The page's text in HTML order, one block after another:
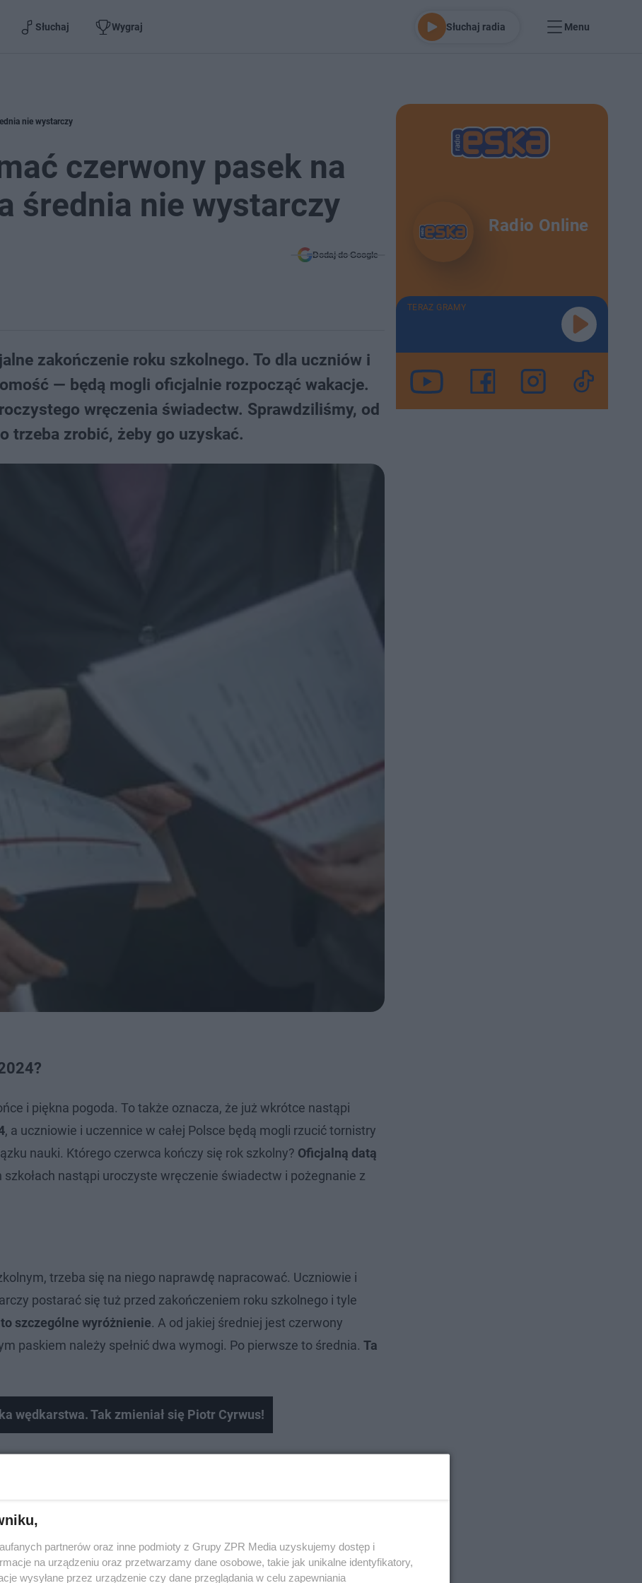
Słuchaj Wygraj Słuchaj radia Menu
nie wystarczy
czerwony pasek na
średnia nie wystarczy
Dodaj do Google
zakończenie roku szkolnego. To dla uczniów i
— będą mogli oficjalnie rozpocząć wakacje.
wręczenia świadectw. Sprawdziliśmy, od
trzeba zrobić, żeby go uzyskać.
i piękna pogoda. To także oznacza, że już wkrótce nastąpi
, a uczniowie i uczennice w całej Polsce będą mogli rzucić tornistry
nauki. Którego czerwca kończy się rok szkolny? Oficjalną datą
nastąpi uroczyste wręczenie świadectw i pożegnanie z
trzeba się na niego naprawdę napracować. Uczniowie i
postarać się tuż przed zakończeniem roku szkolnego i tyle
szczególne wyróżnienie. A od jakiej średniej jest czerwony
paskiem należy spełnić dwa wymogi. Po pierwsze to średnia. Ta
wędkarstwa. Tak zmieniał się Piotr Cyrwus!
Radio Online
TERAZ GRAMY
partnerów oraz inne podmioty z Grupy ZPR Media uzyskujemy dostęp i
na urządzeniu oraz przetwarzamy dane osobowe, takie jak unikalne identyfikatory,
wysyłane przez urządzenie czy dane przeglądania w celu zapewniania